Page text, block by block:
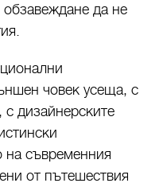
да не
човек усеща, с
с дизайнерските
на съвременния
от пътешествия